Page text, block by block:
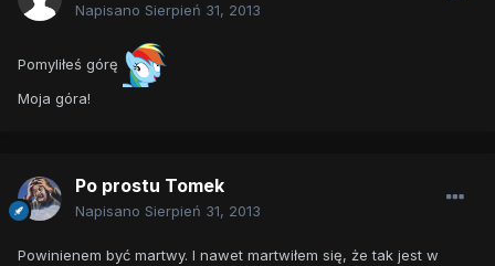
Napisano Sierpień 31, 2013
Pomyliłeś górę
Moja góra!
Po prostu Tomek
Napisano Sierpień 31, 2013
Powinienem być martwy. I nawet martwiłem się, że tak jest w